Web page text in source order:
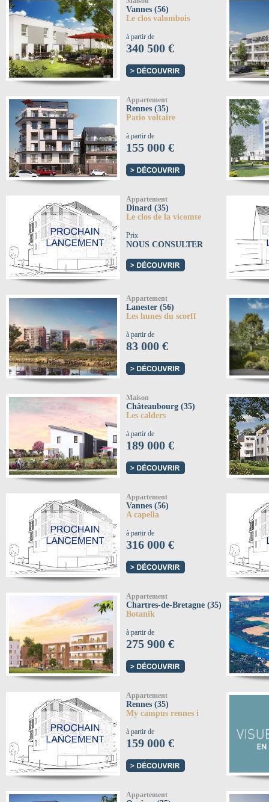
Vannes (56)
Le clos valombois
à partir de
340 500 €
Appartement
Rennes (35)
Patio voltaire
à partir de
155 000 €
Appartement
Dinard (35)
Le clos de la vicomte
Prix
NOUS CONSULTER
Appartement
Lanester (56)
Les hunes du scorff
à partir de
83 000 €
Maison
Châteaubourg (35)
Les calders
à partir de
189 000 €
Appartement
Vannes (56)
A capella
à partir de
316 000 €
Appartement
Chartres-de-Bretagne (35)
Botanik
à partir de
275 900 €
Appartement
Rennes (35)
My campus rennes i
à partir de
159 000 €
Appartement